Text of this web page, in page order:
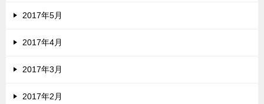
2017年5月
2017年4月
2017年3月
2017年2月